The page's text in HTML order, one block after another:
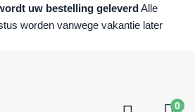
uw bestelling geleverdAlle
worden vanwege vakantie later
0